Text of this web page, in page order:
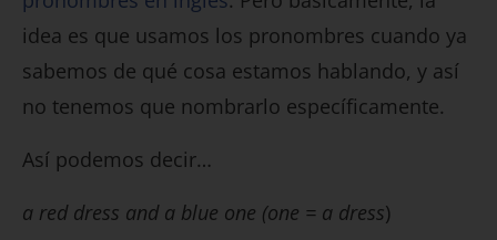
idea es que usamos los pronombres cuando ya
sabemos de qué cosa estamos hablando, y así
no tenemos que nombrarlo específicamente.
Así podemos decir…
a red dress and a blue one (one = a dress)